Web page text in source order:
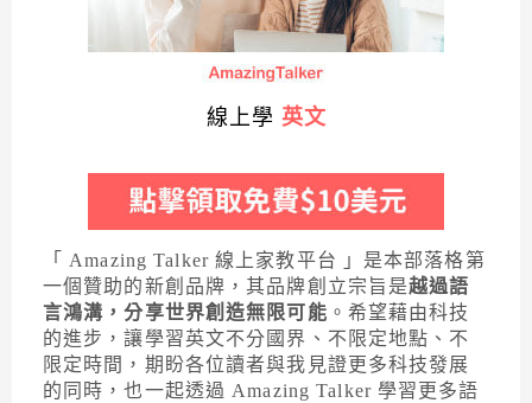
線上學 英文
「 Amazing Talker 線上家教平台 」是本部落格第
一個贊助的新創品牌，其品牌創立宗旨是越過語
言鴻溝，分享世界創造無限可能 。希望藉由科技
的進步，讓學習英文不分國界、不限定地點、不
限定時間，期盼各位讀者與我見證更多科技發展
的同時，也一起透過 Amazing Talker 學習更多語